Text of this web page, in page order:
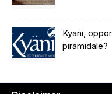
Kyani,
piramidale?